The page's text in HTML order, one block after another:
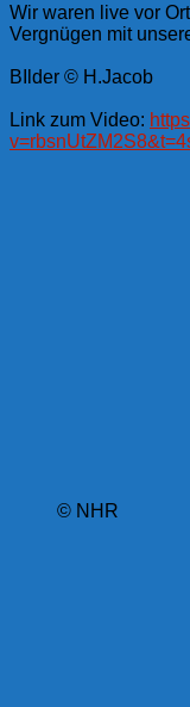
Wir waren live vor
Vergnügen mit
BIlder © H.Jacob
Link zum Video:
© NHR